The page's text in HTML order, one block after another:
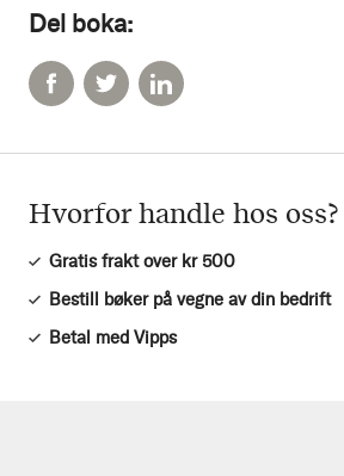
Del boka:
Hvorfor handle hos oss?
Gratis frakt over kr 500
Bestill bøker på vegne av din bedrift
Betal med Vipps